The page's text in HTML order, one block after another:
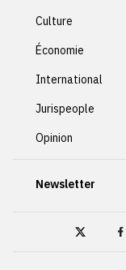
Culture
Économie
International
Jurispeople
Opinion
Newsletter